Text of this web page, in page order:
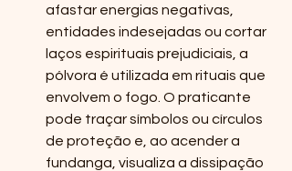
afastar energias negativas,
entidades indesejadas ou cortar
laços espirituais prejudiciais, a
pólvora é utilizada em rituais que
envolvem o fogo. O praticante
pode traçar símbolos ou círculos
de proteção e, ao acender a
fundanga, visualiza a dissipação